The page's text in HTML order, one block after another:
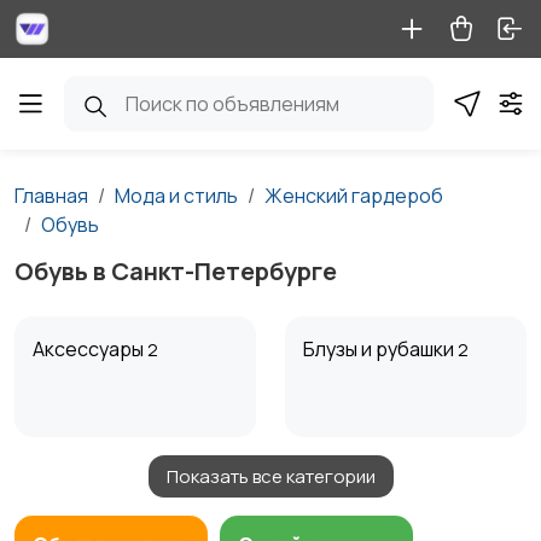
Главная Мода и стиль
Женский гардероб
Обувь
Обувь в Санкт-Петербурге
Аксессуары 2 Блузы и рубашки 2
Будущим мамам Верхняя одежда
Показать все категории